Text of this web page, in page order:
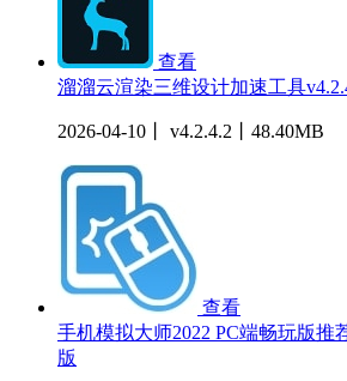
查看
溜溜云渲染三维设计加速工具
2026-04-10丨 v4.2.4.2丨48.40MB
查看
手机模拟大师2022 PC端畅玩版推
版